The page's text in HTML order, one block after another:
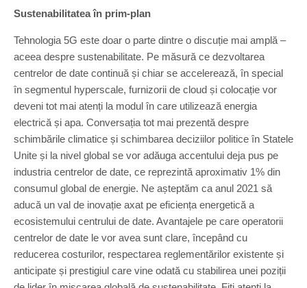
Sustenabilitatea în prim-plan
Tehnologia 5G este doar o parte dintre o discuție mai amplă –
aceea despre sustenabilitate. Pe măsură ce dezvoltarea
centrelor de date continuă și chiar se accelerează, în special
în segmentul hyperscale, furnizorii de cloud și colocație vor
deveni tot mai atenți la modul în care utilizează energia
electrică și apa. Conversația tot mai prezentă despre
schimbările climatice și schimbarea deciziilor politice în Statele
Unite și la nivel global se vor adăuga accentului deja pus pe
industria centrelor de date, ce reprezintă aproximativ 1% din
consumul global de energie. Ne așteptăm ca anul 2021 să
aducă un val de inovație axat pe eficiența energetică a
ecosistemului centrului de date. Avantajele pe care operatorii
centrelor de date le vor avea sunt clare, începând cu
reducerea costurilor, respectarea reglementărilor existente și
anticipate și prestigiul care vine odată cu stabilirea unei poziții